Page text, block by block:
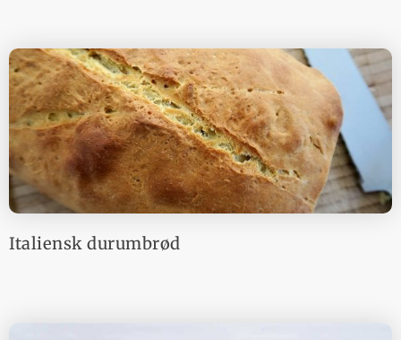
Italiensk durumbrød